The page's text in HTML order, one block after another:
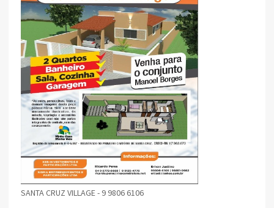
SANTA CRUZ VILLAGE - 9 9806 6106